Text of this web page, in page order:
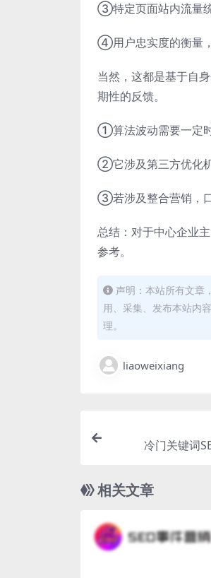
③特定页面站内流量统
④用户忠实度的衡量，
当然，这都是基于自
期性的反馈。
①算法波动需要一定时
②它涉及第三方优化机
③若涉及整合营销，口
总结：对于中心企业
参考。
声明：本站所有文章
用、采集、发布本站内
理。
liaoweixiang
冷门关键词
相关文章